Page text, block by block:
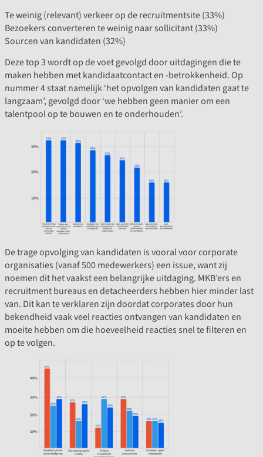
Te weinig (relevant) verkeer op de recruitmentsite (33%)
Bezoekers converteren te weinig naar sollicitant (33%)
Sourcen van kandidaten (32%)
Deze top 3 wordt op de voet gevolgd door uitdagingen die te
maken hebben met kandidaatcontact en -betrokkenheid. Op
nummer 4 staat namelijk ‘het opvolgen van kandidaten gaat te
langzaam’, gevolgd door ‘we hebben geen manier om een
talentpool op te bouwen en te onderhouden’.
De trage opvolging van kandidaten is vooral voor corporate
organisaties (vanaf 500 medewerkers) een issue, want zij
noemen dit het vaakst een belangrijke uitdaging. MKB’ers en
recruitment bureaus en detacheerders hebben hier minder last
van. Dit kan te verklaren zijn doordat corporates door hun
bekendheid vaak veel reacties ontvangen van kandidaten en
moeite hebben om die hoeveelheid reacties snel te filteren en
op te volgen.